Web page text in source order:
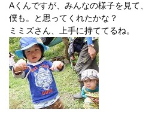
Aくんですが、みんなの様子を見て、
僕も。と思ってくれたかな？
ミミズさん、上手に持ててるね。